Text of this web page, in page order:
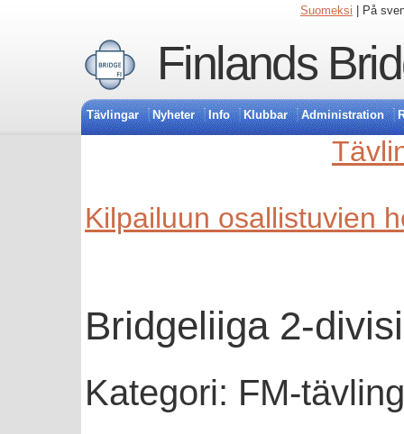
Suomeksi | På
Finlands
Tävlingar Nyheter Info Klubbar Administration
Kilpailuun osallistuvien
Bridgeliiga 2-
Kategori: FM-tävling